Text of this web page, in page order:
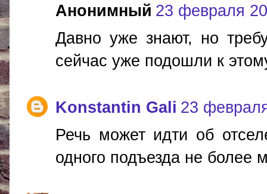
Анонимный 23 февраля
Давно уже знают, но
сейчас уже подошли к
Konstantin Gali 23
Речь может идти об
одного подъезда не более